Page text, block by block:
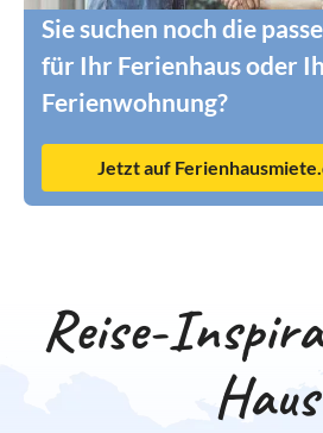
Sie suchen noch die
für Ihr Ferienhaus oder
Ferienwohnung?
Jetzt auf
Reise-
Haus